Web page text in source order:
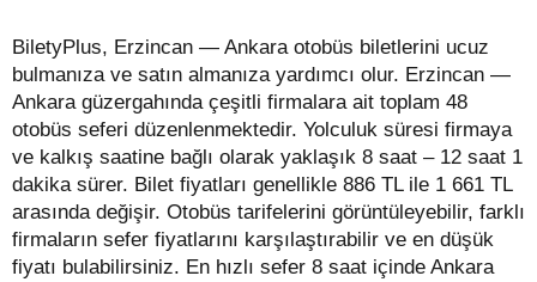
BiletyPlus, Erzincan — Ankara otobüs biletlerini ucuz
bulmanıza ve satın almanıza yardımcı olur. Erzincan —
Ankara güzergahında çeşitli firmalara ait toplam 48
otobüs seferi düzenlenmektedir. Yolculuk süresi firmaya
ve kalkış saatine bağlı olarak yaklaşık 8 saat – 12 saat 1
dakika sürer. Bilet fiyatları genellikle 886 TL ile 1 661 TL
arasında değişir. Otobüs tarifelerini görüntüleyebilir, farklı
firmaların sefer fiyatlarını karşılaştırabilir ve en düşük
fiyatı bulabilirsiniz. En hızlı sefer 8 saat içinde Ankara